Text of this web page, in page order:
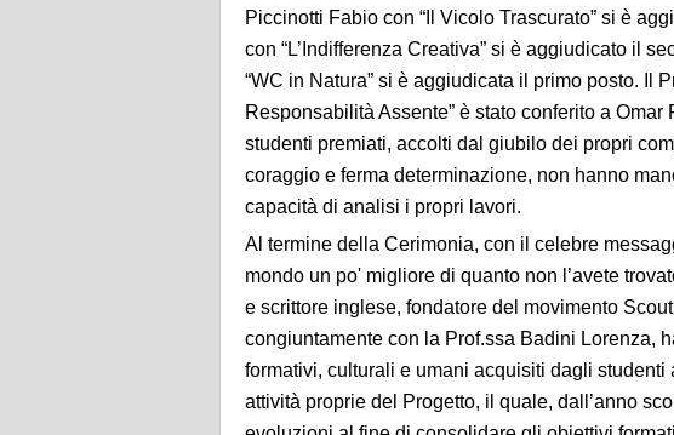
Piccinotti Fabio con “Il Vicolo Trascurato” si è
con “L’Indifferenza Creativa” si è aggiudicato il
“WC in Natura” si è aggiudicata il primo posto. Il
Responsabilità Assente” è stato conferito a Omar
studenti premiati, accolti dal giubilo dei propri
coraggio e ferma determinazione, non hanno
capacità di analisi i propri lavori.
Al termine della Cerimonia, con il celebre
mondo un po' migliore di quanto non l’avete
e scrittore inglese, fondatore del movimento
congiuntamente con la Prof.ssa Badini Lorenza,
formativi, culturali e umani acquisiti dagli
attività proprie del Progetto, il quale, dall’anno